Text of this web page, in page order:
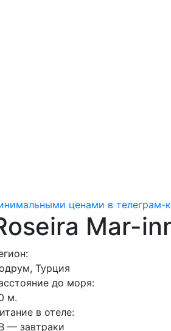
ценами в телеграм-
Mar-
Турция
до моря:
м.
в отеле:
— завтраки